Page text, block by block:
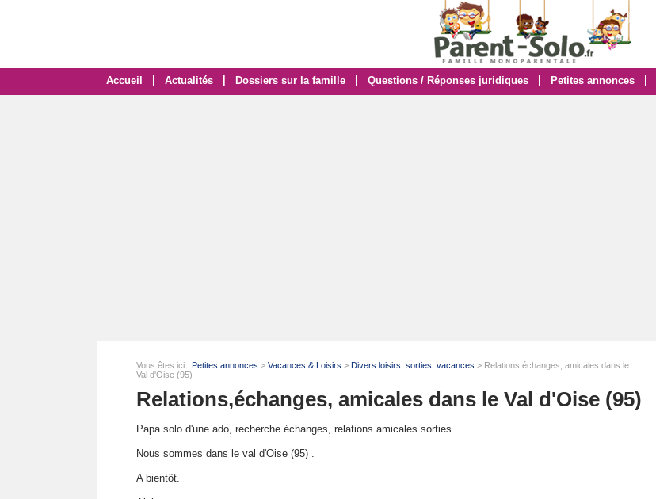
Accueil Actualités Dossiers sur la famille Questions / Réponses juridiques Petites annonces
Vous êtes ici : Petites annonces > Vacances & Loisirs > Divers loisirs, sorties, vacances > Relations,échanges, amicales dans le
Val d'Oise (95)
Relations,échanges, amicales dans le Val d'Oise (95)
Papa solo d'une ado, recherche échanges, relations amicales sorties.
Nous sommes dans le val d'Oise (95) .
A bientôt.